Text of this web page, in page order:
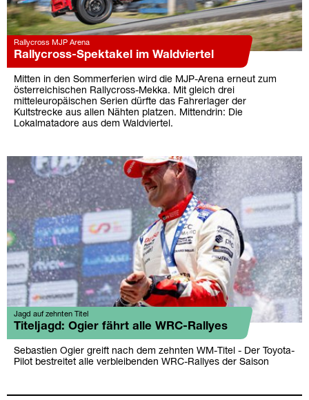
Rallycross MJP Arena
Rallycross-Spektakel im Waldviertel
Mitten in den Sommerferien wird die MJP-Arena erneut zum
österreichischen Rallycross-Mekka. Mit gleich drei
mitteleuropäischen Serien dürfte das Fahrerlager der
Kultstrecke aus allen Nähten platzen. Mittendrin: Die
Lokalmatadore aus dem Waldviertel.
Jagd auf zehnten Titel
Titeljagd: Ogier fährt alle WRC-Rallyes
Sebastien Ogier greift nach dem zehnten WM-Titel - Der Toyota-
Pilot bestreitet alle verbleibenden WRC-Rallyes der Saison